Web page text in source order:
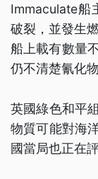
Immaculate船
破裂，並發生
船上載有數量
仍不清楚氰化
英國綠色和平
物質可能對海
國當局也正在